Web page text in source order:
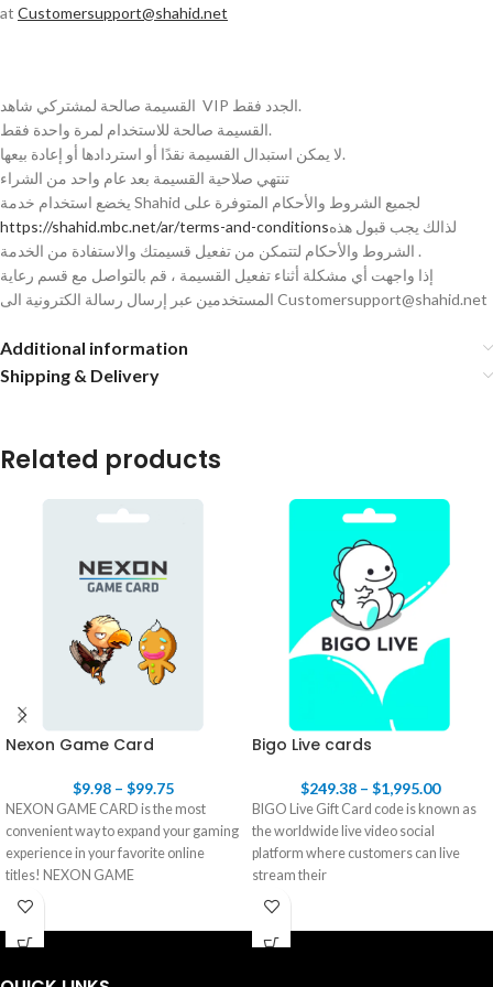
at Customersupport@shahid.net
القسيمة صالحة لمشتركي شاهد VIP الجدد فقط.
القسيمة صالحة للاستخدام لمرة واحدة فقط.
لا يمكن استبدال القسيمة نقدًا أو استردادها أو إعادة بيعها.
تنتهي صلاحية القسيمة بعد عام واحد من الشراء
يخضع استخدام خدمة Shahid لجميع الشروط والأحكام المتوفرة على
https://shahid.mbc.net/ar/terms-and-conditionsلذالك يجب قبول هذه
الشروط والأحكام لتتمكن من تفعيل قسيمتك والاستفادة من الخدمة .
إذا واجهت أي مشكلة أثناء تفعيل القسيمة ، قم بالتواصل مع قسم رعاية
المستخدمين عبر إرسال رسالة الكترونية الى Customersupport@shahid.net
Additional information
Shipping & Delivery
Related products
Nexon Game Card
$9.98 – $99.75
NEXON GAME CARD is the most
convenient way to expand your gaming
experience in your favorite online
titles! NEXON GAME
Bigo Live cards
$249.38 – $1,995.00
BIGO Live Gift Card code is known as
the worldwide live video social
platform where customers can live
stream their